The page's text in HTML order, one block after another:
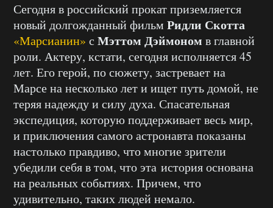
Сегодня в российский прокат приземляется
новый долгожданный фильм Ридли Скотта
«Марсианин» с Мэттом Дэймоном в главной
роли. Актеру, кстати, сегодня исполняется 45
лет. Его герой, по сюжету, застревает на
Марсе на несколько лет и ищет путь домой, не
теряя надежду и силу духа. Спасательная
экспедиция, которую поддерживает весь мир,
и приключения самого астронавта показаны
настолько правдиво, что многие зрители
убедили себя в том, что эта история основана
на реальных событиях. Причем, что
удивительно, таких людей немало.